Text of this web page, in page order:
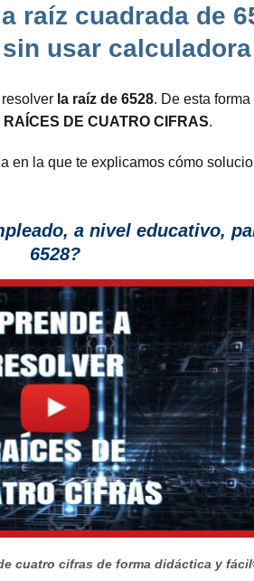
raíz cuadrada de
usar calculadora
la raíz de 6528. De esta
RAÍCES DE CUATRO CIFRAS.
en la que te explicamos cómo
a nivel educativo,
6528?
cuatro cifras de forma didáctica y fácil